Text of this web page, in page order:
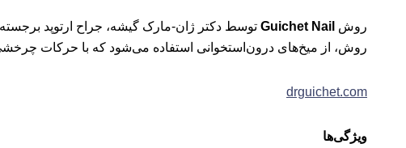
روش Guichet Nail
روش، از میخ‌های درون‌استخوانی استفاده می‌شود که با حرکات چرخشی
drguichet.com
ویژگی‌ها